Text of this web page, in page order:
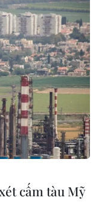
nắng nóng
Huế không khí
mưa, Bắc Bộ
ngày nắng,
cấm tàu Mỹ